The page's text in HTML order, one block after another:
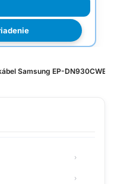
Samsung EP-DN930CWE